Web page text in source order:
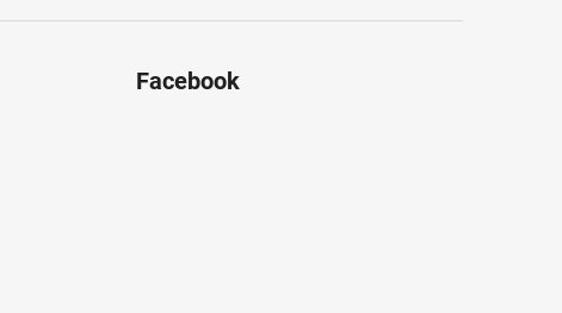
Facebook